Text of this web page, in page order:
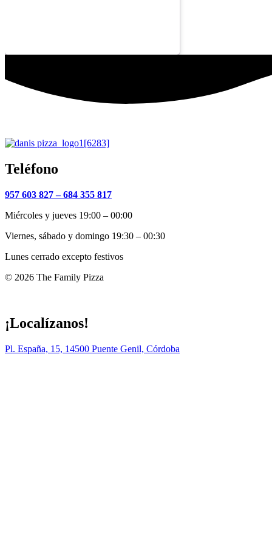
Teléfono
957 603 827 –684 355 817
Miércoles y jueves 19:00 – 00:00
Viernes, sábado y domingo 19:30 – 00:30
Lunes cerrado excepto festivos
© 2026 The Family Pizza
¡Localízanos!
Pl. España, 15, 14500 Puente Genil, Córdoba